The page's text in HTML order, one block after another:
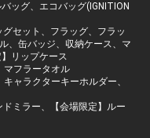
ッグ、エコバッグ(IGNITION
グセット、フラッグ、フラッ
、缶バッジ、収納ケース、マ
リップケース
マフラータオル
ャラクターキーホルダー、
ドミラー、【会場限定】ルー